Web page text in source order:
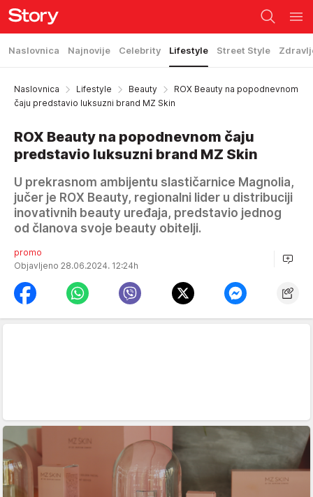
Naslovnica Najnovije Celebrity Lifestyle Street Style
Naslovnica Lifestyle Beauty
ROX Beauty na popodnevnom
čaju predstavio luksuzni brand MZ Skin
ROX Beauty na popodnevnom čaju
predstavio luksuzni brand MZ Skin
U prekrasnom ambijentu slastičarnice Magnolia,
jučer je ROX Beauty, regionalni lider u distribuciji
inovativnih beauty uređaja, predstavio jednog
od članova svoje beauty obitelji.
promo
Objavljeno 28.06.2024. 12:24h